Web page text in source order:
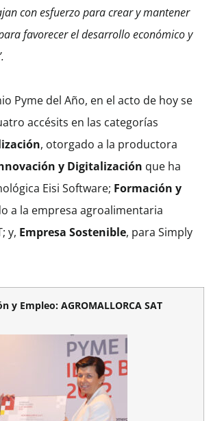
con esfuerzo para crear y mantener
favorecer el desarrollo económico y
Pyme del Año, en el acto de hoy se
accésits en las categorías
, otorgado a la productora
y Digitalización que ha
Eisi Software; Formación y
a la empresa agroalimentaria
y, Empresa Sostenible, para Simply
y Empleo: AGROMALLORCA SAT